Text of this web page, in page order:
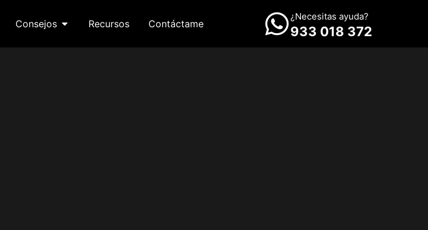
Consejos Recursos Contáctame
¿Necesitas ayuda?
933 018 372